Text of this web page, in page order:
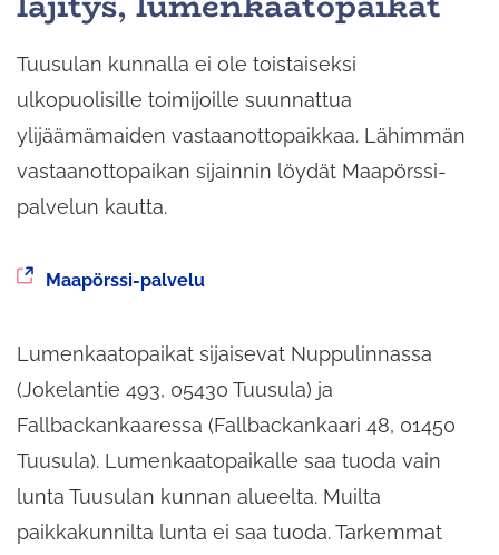
Tuusulan kunnalla ei ole toistaiseksi
ulkopuolisille toimijoille suunnattua
ylijäämämaiden vastaanottopaikkaa. Lähimmän
vastaanottopaikan sijainnin löydät Maapörssi-
palvelun kautta.
Siirryt
palveluun
Maapörssi-palvelu
Lumenkaatopaikat sijaisevat Nuppulinnassa
(Jokelantie 493, 05430 Tuusula) ja
Fallbackankaaressa (Fallbackankaari 48, 01450
Tuusula). Lumenkaatopaikalle saa tuoda vain
lunta Tuusulan kunnan alueelta. Muilta
paikkakunnilta lunta ei saa tuoda. Tarkemmat